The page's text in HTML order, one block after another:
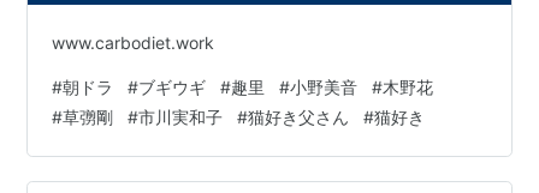
www.carbodiet.work
#朝ドラ #ブギウギ #趣里 #小野美音 #木野花
#草彅剛 #市川実和子 #猫好き父さん #猫好き